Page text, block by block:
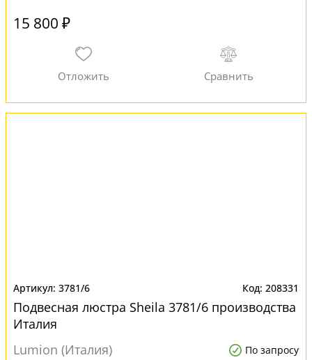
15 800 ₽
3781/6 208331
Подвесная люстра Sheila 3781/6 производства
Италия
Lumion (Италия)
По запросу